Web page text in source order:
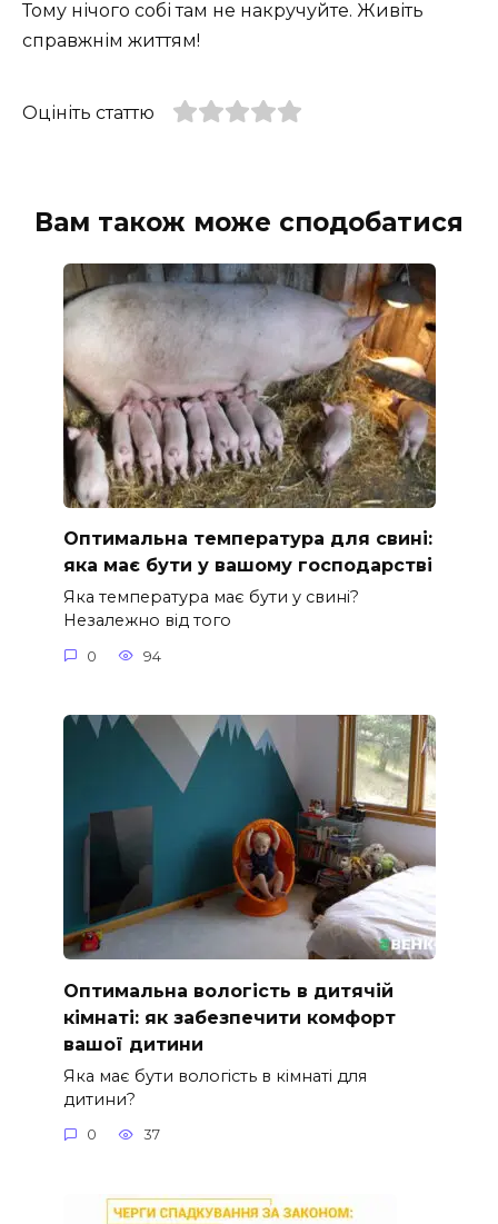
Тому нічого собі там не накручуйте. Живіть
справжнім життям!
Оцініть статтю
Вам також може сподобатися
Оптимальна температура для свині:
яка має бути у вашому господарстві
Яка температура має бути у свині?
Незалежно від того
0 94
Оптимальна вологість в дитячій
кімнаті: як забезпечити комфорт
вашої дитини
Яка має бути вологість в кімнаті для
дитини?
0 37